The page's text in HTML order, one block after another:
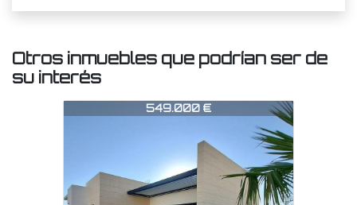
Otros inmuebles que podrían ser de
su interés
549.000 €
CHA0859598.000 €